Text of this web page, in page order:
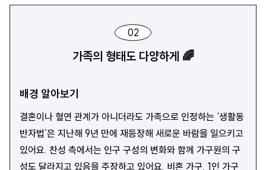
02
가족의 형태도 다양하게 🌈
배경 알아보기
결혼이나 혈연 관계가 아니더라도 가족으로 인정하는 ‘생활동
반자법’은 지난해 9년 만에 재등장해 새로운 바람을 일으키고
있어요. 찬성 측에서는 인구 구성의 변화와 함께 가구원의 구
성도 달라지고 있음을 주장하고 있어요. 비혼 가구, 1인 가구